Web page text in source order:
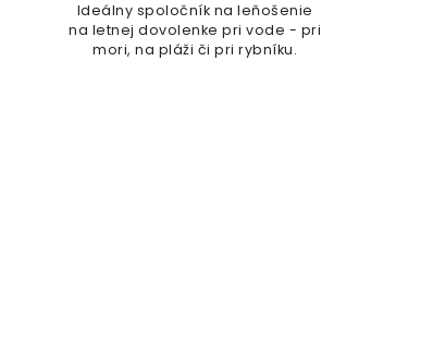
Ideálny spoločník na leňošenie
na letnej dovolenke pri vode - pri
mori, na pláži či pri rybníku.